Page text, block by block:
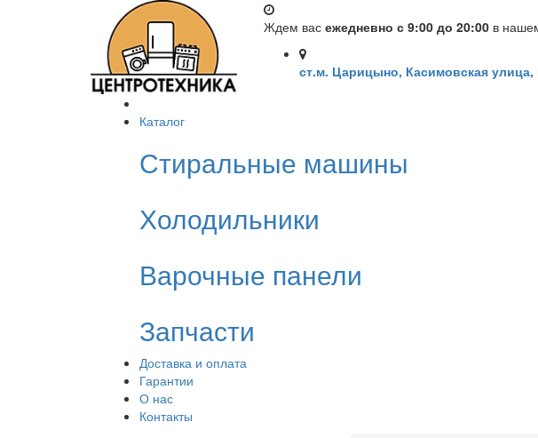
Ждем вас ежедневно с 9:00 до 20:00 в
ст.м. Царицыно, Касимовская улица,
Каталог
Стиральные машины
Холодильники
Варочные панели
Запчасти
Доставка и оплата
Гарантии
О нас
Контакты